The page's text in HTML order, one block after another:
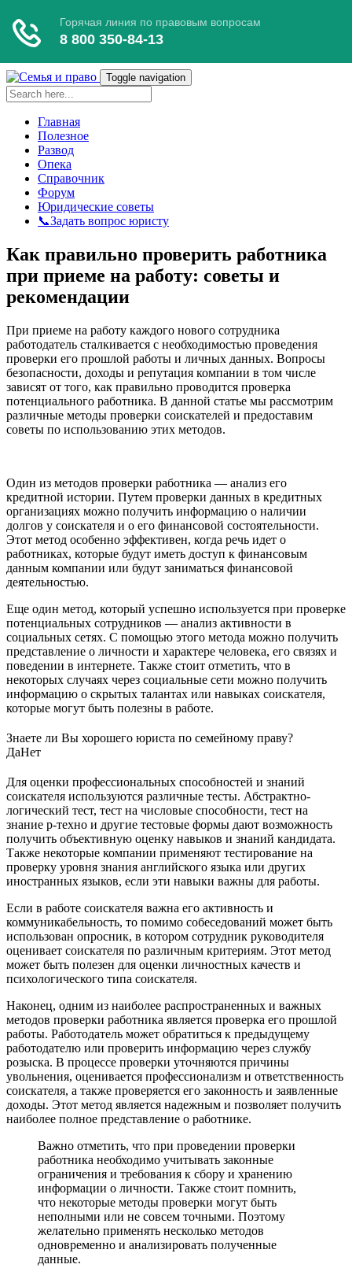
Toggle navigation
Главная
Полезное
Развод
Опека
Справочник
Форум
Юридические советы
📞Задать вопрос юристу
Как правильно проверить работника
при приеме на работу: советы и
рекомендации
При приеме на работу каждого нового сотрудника
работодатель сталкивается с необходимостью проведения
проверки его прошлой работы и личных данных. Вопросы
безопасности, доходы и репутация компании в том числе
зависят от того, как правильно проводится проверка
потенциального работника. В данной статье мы рассмотрим
различные методы проверки соискателей и предоставим
советы по использованию этих методов.
Один из методов проверки работника — анализ его
кредитной истории. Путем проверки данных в кредитных
организациях можно получить информацию о наличии
долгов у соискателя и о его финансовой состоятельности.
Этот метод особенно эффективен, когда речь идет о
работниках, которые будут иметь доступ к финансовым
данным компании или будут заниматься финансовой
деятельностью.
Еще один метод, который успешно используется при проверке
потенциальных сотрудников — анализ активности в
социальных сетях. С помощью этого метода можно получить
представление о личности и характере человека, его связях и
поведении в интернете. Также стоит отметить, что в
некоторых случаях через социальные сети можно получить
информацию о скрытых талантах или навыках соискателя,
которые могут быть полезны в работе.
Знаете ли Вы хорошего юриста по семейному праву?
ДаНет
Для оценки профессиональных способностей и знаний
соискателя используются различные тесты. Абстрактно-
логический тест, тест на числовые способности, тест на
знание р-техно и другие тестовые формы дают возможность
получить объективную оценку навыков и знаний кандидата.
Также некоторые компании применяют тестирование на
проверку уровня знания английского языка или других
иностранных языков, если эти навыки важны для работы.
Если в работе соискателя важна его активность и
коммуникабельность, то помимо собеседований может быть
использован опросник, в котором сотрудник руководителя
оценивает соискателя по различным критериям. Этот метод
может быть полезен для оценки личностных качеств и
психологического типа соискателя.
Наконец, одним из наиболее распространенных и важных
методов проверки работника является проверка его прошлой
работы. Работодатель может обратиться к предыдущему
работодателю или проверить информацию через службу
розыска. В процессе проверки уточняются причины
увольнения, оценивается профессионализм и ответственность
соискателя, а также проверяется его законность и заявленные
доходы. Этот метод является надежным и позволяет получить
наиболее полное представление о работнике.
Важно отметить, что при проведении проверки
работника необходимо учитывать законные
ограничения и требования к сбору и хранению
информации о личности. Также стоит помнить,
что некоторые методы проверки могут быть
неполными или не совсем точными. Поэтому
желательно применять несколько методов
одновременно и анализировать полученные
данные.